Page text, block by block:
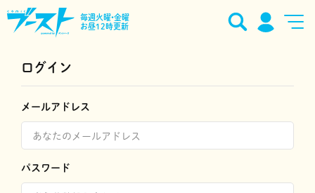
毎週火曜•金曜
お昼12時更新
ログイン
メールアドレス
パスワード